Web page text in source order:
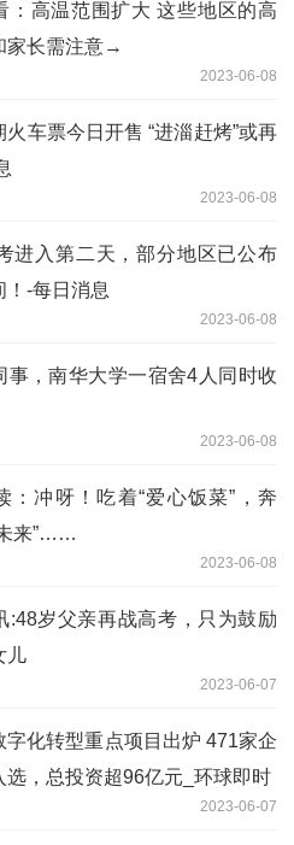
：高温范围扩大 这些地区的高
家长需注意→
2023-06-08
火车票今日开售 “进淄赶烤”或再
2023-06-08
进入第二天，部分地区已公布
！-每日消息
2023-06-08
事，南华大学一宿舍4人同时收
2023-06-08
：冲呀！吃着“爱心饭菜”，奔
来”……
2023-06-08
:48岁父亲再战高考，只为鼓励
儿
2023-06-07
字化转型重点项目出炉 471家企
选，总投资超96亿元_环球即时
2023-06-07